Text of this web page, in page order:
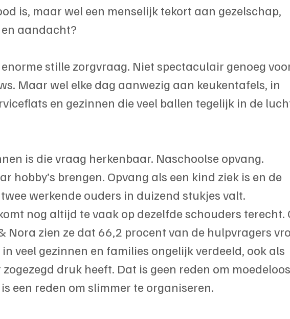
is, maar wel een menselijk tekort aan gezelschap,
aandacht?
stille zorgvraag. Niet spectaculair genoeg
Maar wel elke dag aanwezig aan keukentafels, in
en gezinnen die veel ballen tegelijk in de
is die vraag herkenbaar. Naschoolse opvang.
hobby’s brengen. Opvang als een kind ziek is en de
werkende ouders in duizend stukjes valt.
nog altijd te vaak op dezelfde schouders terecht.
Nora zien ze dat 66,2 procent van de hulpvragers
veel gezinnen en families ongelijk verdeeld, ook als
druk heeft. Dat is geen reden om
een reden om slimmer te organiseren.